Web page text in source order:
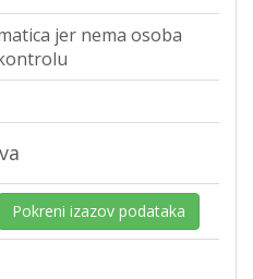
jer nema osoba
Pokreni izazov podataka